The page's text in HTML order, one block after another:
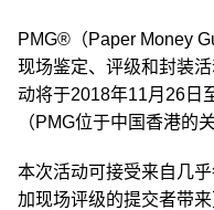
PMG®（Paper Money
现场鉴定、评级和封装
动将于2018年11月26日
（PMG位于中国香港的
本次活动可接受来自几
加现场评级的提交者带